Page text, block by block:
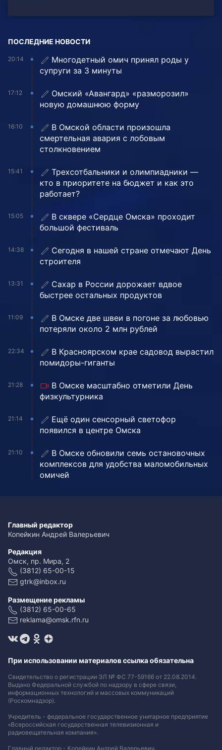
ПОСЛЕДНИЕ НОВОСТИ
20:14
Многодетный омич принял роды у
супруги за 3 минуты
17:12
Омский «Авангард» «разморозил»
новую домашнюю форму
16:10
В Омской области произошла
смертельная авария с лобовым
столкновением
15:41
Трехсотбальники и олимпиадники —
кто в приоритете на бюджет и как это
работает?
15:05
В сквере «Сердце Омска» проходит
большой фестиваль
14:38
Сегодня в нашей стране отмечают День
строителя
13:31
Сахар в России дорожает вдвое
быстрее остальных продуктов
11:09
В Омске две швеи в погоне за любовью
потеряли около 2 млн рублей
22:34
В Красноярском крае садовод вырастил
помидоры-гиганты
21:28
В Омске масштабно отметили День
физкультурника
21:14
Ещё один сенсорный светофор
появился в центре Омска
21:10
В Омске обновили семь остановочных
комплексов для удобства маломобильных
омичей
Главный редактор
Копейкин Андрей Валерьевич
Редакция
Омск, пр. Мира, 2
(3812) 65-00-15
gtrk@inbox.ru
Размещение рекламы
(3812) 65-00-65
reklama@omsk.rfn.ru
При использовании материалов ссылка обязательна
Свидетельство о регистрации ЭЛ № ФС 77-59166 от 22.08.2014.
Выдано Федеральной службой по надзору в сфере связи,
информационных технологий и массовых коммуникаций
(Роскомнадзор).
Учредитель - федеральное государственное унитарное предприятие
«Всероссийская государственная телевизионная и
радиовещательная компания».
Главный редактор - Копейкин Андрей Валерьевич.